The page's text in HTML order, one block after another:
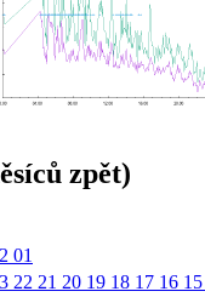
zpět)
01
22 21 20 19 18 17 16